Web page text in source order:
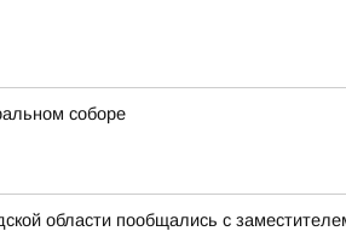
соборе
области пообщались с